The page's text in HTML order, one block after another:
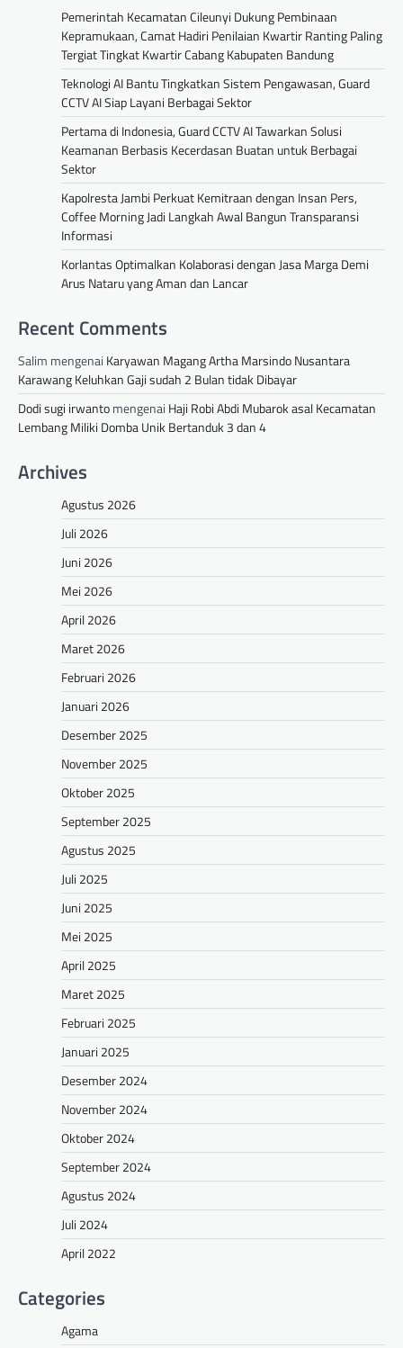
Pemerintah Kecamatan Cileunyi Dukung Pembinaan
Kepramukaan, Camat Hadiri Penilaian Kwartir Ranting Paling
Tergiat Tingkat Kwartir Cabang Kabupaten Bandung
Teknologi AI Bantu Tingkatkan Sistem Pengawasan, Guard
CCTV AI Siap Layani Berbagai Sektor
Pertama di Indonesia, Guard CCTV AI Tawarkan Solusi
Keamanan Berbasis Kecerdasan Buatan untuk Berbagai
Sektor
Kapolresta Jambi Perkuat Kemitraan dengan Insan Pers,
Coffee Morning Jadi Langkah Awal Bangun Transparansi
Informasi
Korlantas Optimalkan Kolaborasi dengan Jasa Marga Demi
Arus Nataru yang Aman dan Lancar
Recent Comments
Salim mengenai Karyawan Magang Artha Marsindo Nusantara
Karawang Keluhkan Gaji sudah 2 Bulan tidak Dibayar
Dodi sugi irwantomengenai Haji Robi Abdi Mubarok asal Kecamatan
Lembang Miliki Domba Unik Bertanduk 3 dan 4
Archives
Agustus 2026
Juli 2026
Juni 2026
Mei 2026
April 2026
Maret 2026
Februari 2026
Januari 2026
Desember 2025
November 2025
Oktober 2025
September 2025
Agustus 2025
Juli 2025
Juni 2025
Mei 2025
April 2025
Maret 2025
Februari 2025
Januari 2025
Desember 2024
November 2024
Oktober 2024
September 2024
Agustus 2024
Juli 2024
April 2022
Categories
Agama